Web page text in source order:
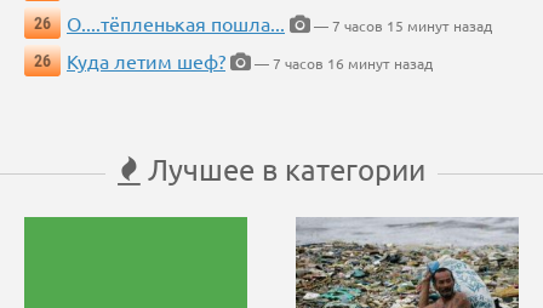
26
О....тёпленькая пошла...
— 7 часов 15 минут назад
26
Куда летим шеф? — 7 часов 16 минут назад
Лучшее в категории